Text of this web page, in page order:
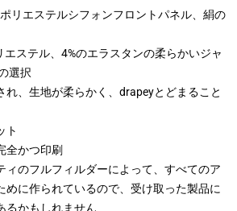
リエステルシフォンフロントパネル、絹の
ステル、4%のエラスタンの柔らかいジャ
選択
れ、生地が柔らかく、drapeyとどまること
ト
全かつ印刷
ィのフルフィルダーによって、すべてのア
めに作られているので、受け取った製品に
るかもしれません